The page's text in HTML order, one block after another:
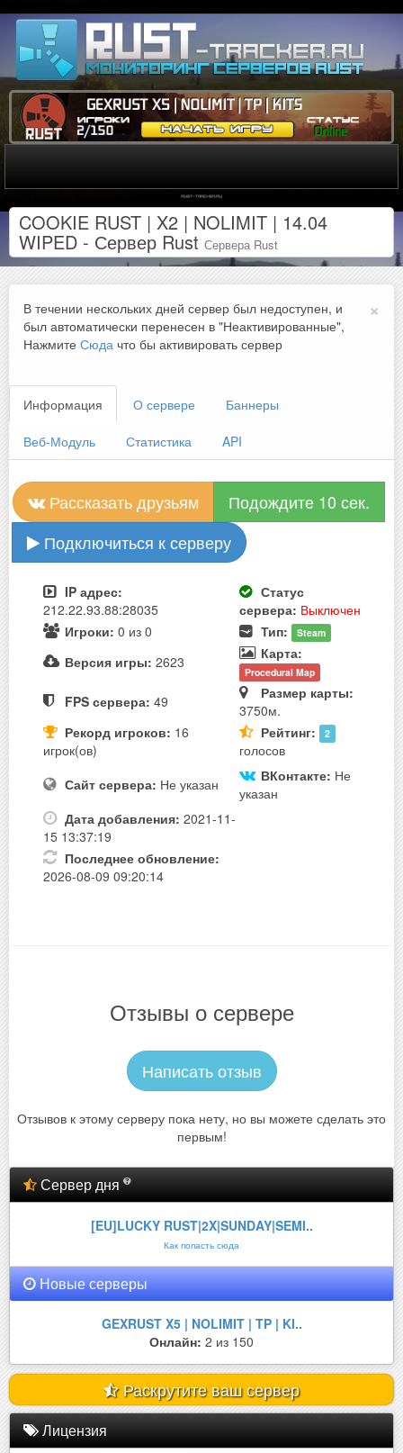
COOKIE RUST | X2 | NOLIMIT | 14.04
WIPED - Сервер Rust Сервера Rust
×
В течении нескольких дней сервер был недоступен, и
был автоматически перенесен в "Неактивированные",
Нажмите Сюда что бы активировать сервер
Информация О сервере Баннеры
Веб-Модуль Статистика API
Рассказать друзьям
Подождите 10 сек.
Подключиться к серверу
IP адрес:
212.22.93.88:28035
Статус
сервера: Выключен
Игроки: 0 из 0 Тип: Steam
Версия игры: 2623 Карта:
Procedural Map
FPS сервера: 49
Размер карты:
3750м.
Рекорд игроков: 16
игрок(ов)
Рейтинг: 2
голосов
Сайт сервера: Не указан ВКонтакте: Не
указан
Дата добавления: 2021-11-
15 13:37:19
Последнее обновление:
2026-08-09 09:20:14
Отзывы о сервере
Написать отзыв
Отзывов к этому серверу пока нету, но вы можете сделать это
первым!
Сервер дня
[EU]LUCKY RUST|2X|SUNDAY|SEMI..
Как попасть сюда
Новые серверы
GEXRUST X5 | NOLIMIT | TP | KI..
Онлайн: 2 из 150
Раскрутите ваш сервер
Лицензия